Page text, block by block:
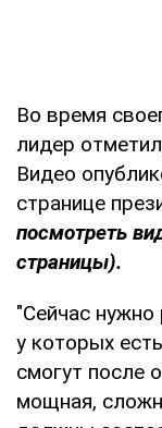
Во время
лидер
Видео
странице
посмотреть
страницы).
"Сейчас нужно
у которых
смогут после
мощная,